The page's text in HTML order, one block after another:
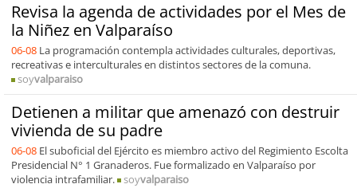
Revisa la agenda de actividades por el Mes de
la Niñez en Valparaíso
06-08 La programación contempla actividades culturales, deportivas,
recreativas e interculturales en distintos sectores de la comuna.
soyvalparaiso
Detienen a militar que amenazó con destruir
vivienda de su padre
06-08 El suboficial del Ejército es miembro activo del Regimiento Escolta
Presidencial N° 1 Granaderos. Fue formalizado en Valparaíso por
violencia intrafamiliar.
soyvalparaiso